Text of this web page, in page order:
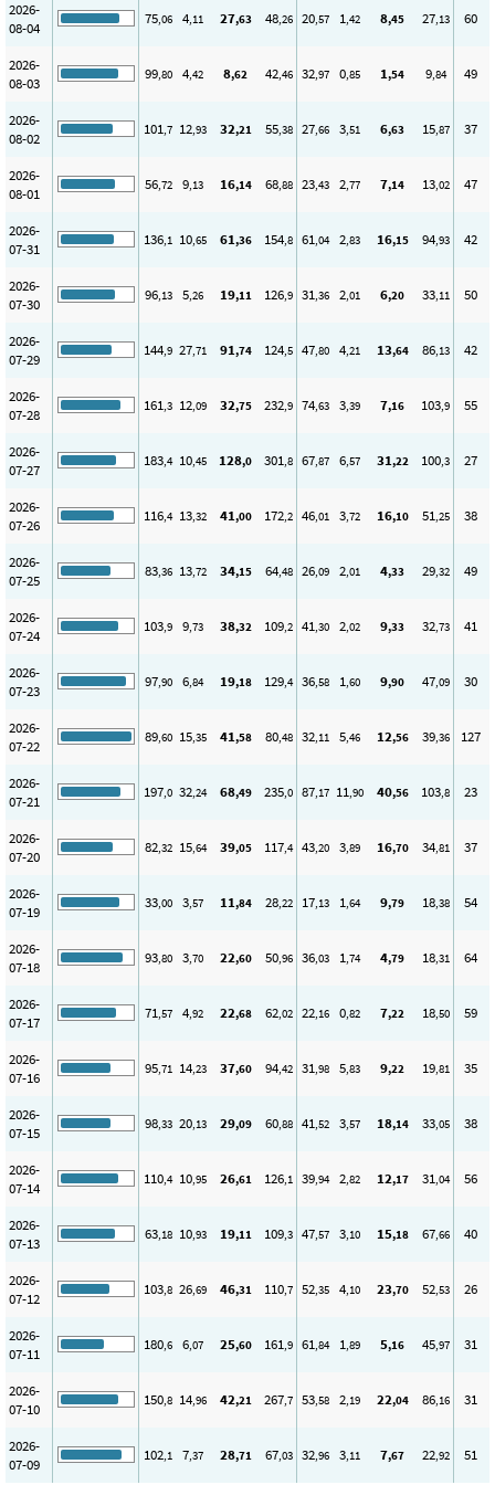
2026-
08-04
75,06 4,11 27,63 48,26 20,57 1,42 8,45 27,13 60
2026-
08-03
99,80 4,42 8,62 42,46 32,97 0,85 1,54 9,84 49
2026-
08-02
101,7 12,93 32,21 55,38 27,66 3,51 6,63 15,87 37
2026-
08-01
56,72 9,13 16,14 68,88 23,43 2,77 7,14 13,02 47
2026-
07-31
136,1 10,65 61,36 154,8 61,04 2,83 16,15 94,93 42
2026-
07-30
96,13 5,26 19,11 126,9 31,36 2,01 6,20 33,11 50
2026-
07-29
144,9 27,71 91,74 124,5 47,80 4,21 13,64 86,13 42
2026-
07-28
161,3 12,09 32,75 232,9 74,63 3,39 7,16 103,9 55
2026-
07-27
183,4 10,45 128,0 301,8 67,87 6,57 31,22 100,3 27
2026-
07-26
116,4 13,32 41,00 172,2 46,01 3,72 16,10 51,25 38
2026-
07-25
83,36 13,72 34,15 64,48 26,09 2,01 4,33 29,32 49
2026-
07-24
103,9 9,73 38,32 109,2 41,30 2,02 9,33 32,73 41
2026-
07-23
97,90 6,84 19,18 129,4 36,58 1,60 9,90 47,09 30
2026-
07-22
89,60 15,35 41,58 80,48 32,11 5,46 12,56 39,36 127
2026-
07-21
197,0 32,24 68,49 235,0 87,17 11,90 40,56 103,8 23
2026-
07-20
82,32 15,64 39,05 117,4 43,20 3,89 16,70 34,81 37
2026-
07-19
33,00 3,57 11,84 28,22 17,13 1,64 9,79 18,38 54
2026-
07-18
93,80 3,70 22,60 50,96 36,03 1,74 4,79 18,31 64
2026-
07-17
71,57 4,92 22,68 62,02 22,16 0,82 7,22 18,50 59
2026-
07-16
95,71 14,23 37,60 94,42 31,98 5,83 9,22 19,81 35
2026-
07-15
98,33 20,13 29,09 60,88 41,52 3,57 18,14 33,05 38
2026-
07-14
110,4 10,95 26,61 126,1 39,94 2,82 12,17 31,04 56
2026-
07-13
63,18 10,93 19,11 109,3 47,57 3,10 15,18 67,66 40
2026-
07-12
103,8 26,69 46,31 110,7 52,35 4,10 23,70 52,53 26
2026-
07-11
180,6 6,07 25,60 161,9 61,84 1,89 5,16 45,97 31
2026-
07-10
150,8 14,96 42,21 267,7 53,58 2,19 22,04 86,16 31
2026-
07-09
102,1 7,37 28,71 67,03 32,96 3,11 7,67 22,92 51